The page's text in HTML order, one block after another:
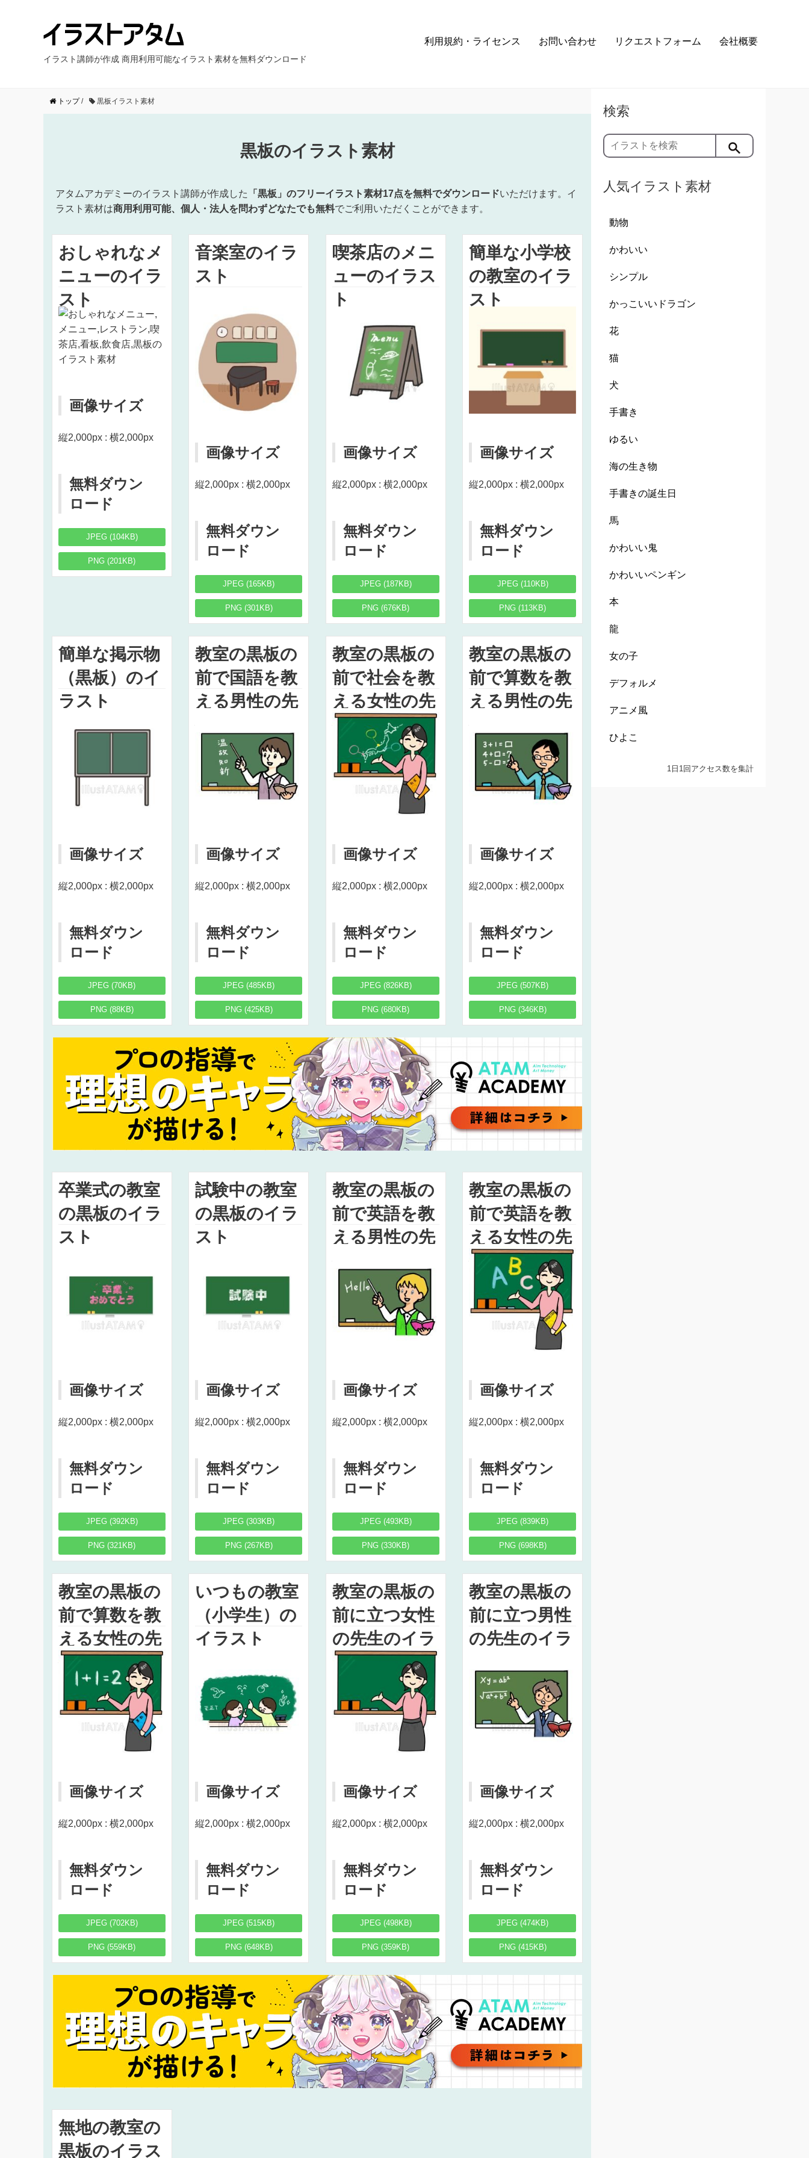
イラスト講師が作成 商用利用可能なイラスト素材を無料ダウンロード
利用規約・ライセンス お問い合わせ リクエストフォーム 会社概要
トップ/ 黒板イラスト素材
黒板のイラスト素材
アタムアカデミーのイラスト講師が作成した 「黒板」のフリーイラスト素材17点を無料でダウンロードいただけます。イ
ラスト素材は商用利用可能、個人・法人を問わずどなたでも無料でご利用いただくことができます。
おしゃれなメ
ニューのイラ
スト
画像サイズ
縦2,000px : 横2,000px
無料ダウン
ロード
JPEG (104KB)
PNG (201KB)
音楽室のイラ
スト
画像サイズ
縦2,000px : 横2,000px
無料ダウン
ロード
JPEG (165KB)
PNG (301KB)
喫茶店のメニ
ューのイラス
ト
画像サイズ
縦2,000px : 横2,000px
無料ダウン
ロード
JPEG (187KB)
PNG (676KB)
簡単な小学校
の教室のイラ
スト
画像サイズ
縦2,000px : 横2,000px
無料ダウン
ロード
JPEG (110KB)
PNG (113KB)
簡単な掲示物
（黒板）のイ
ラスト
画像サイズ
縦2,000px : 横2,000px
無料ダウン
ロード
JPEG (70KB)
PNG (88KB)
教室の黒板の
前で国語を教
える男性の先
画像サイズ
縦2,000px : 横2,000px
無料ダウン
ロード
JPEG (485KB)
PNG (425KB)
教室の黒板の
前で社会を教
える女性の先
生のイラスト
画像サイズ
縦2,000px : 横2,000px
無料ダウン
ロード
JPEG (826KB)
PNG (680KB)
教室の黒板の
前で算数を教
える男性の先
画像サイズ
縦2,000px : 横2,000px
無料ダウン
ロード
JPEG (507KB)
PNG (346KB)
卒業式の教室
の黒板のイラ
スト
画像サイズ
縦2,000px : 横2,000px
無料ダウン
ロード
JPEG (392KB)
PNG (321KB)
試験中の教室
の黒板のイラ
スト
画像サイズ
縦2,000px : 横2,000px
無料ダウン
ロード
JPEG (303KB)
PNG (267KB)
教室の黒板の
前で英語を教
える男性の先
画像サイズ
縦2,000px : 横2,000px
無料ダウン
ロード
JPEG (493KB)
PNG (330KB)
教室の黒板の
前で英語を教
える女性の先
生のイラスト
画像サイズ
縦2,000px : 横2,000px
無料ダウン
ロード
JPEG (839KB)
PNG (698KB)
教室の黒板の
前で算数を教
える女性の先
生のイラスト
画像サイズ
縦2,000px : 横2,000px
無料ダウン
ロード
JPEG (702KB)
PNG (559KB)
いつもの教室
（小学生）の
イラスト
画像サイズ
縦2,000px : 横2,000px
無料ダウン
ロード
JPEG (515KB)
PNG (648KB)
教室の黒板の
前に立つ女性
の先生のイラ
スト
画像サイズ
縦2,000px : 横2,000px
無料ダウン
ロード
JPEG (498KB)
PNG (359KB)
教室の黒板の
前に立つ男性
の先生のイラ
画像サイズ
縦2,000px : 横2,000px
無料ダウン
ロード
JPEG (474KB)
PNG (415KB)
無地の教室の
黒板のイラス
検索
人気イラスト素材
動物
かわいい
シンプル
かっこいいドラゴン
花
猫
犬
手書き
ゆるい
海の生き物
手書きの誕生日
馬
かわいい鬼
かわいいペンギン
本
龍
女の子
デフォルメ
アニメ風
ひよこ
1日1回アクセス数を集計